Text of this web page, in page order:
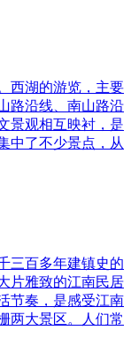
西湖的游览，主要
路沿线、南山路沿
景观相互映衬，是
中了不少景点，从
三百多年建镇史的
片雅致的江南民居
节奏，是感受江南
两大景区。人们常